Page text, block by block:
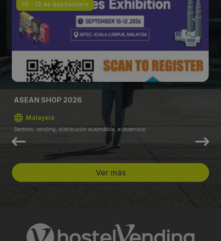
10 - 12 de Septiembre
ASEAN SHOP 2026
Malaysia
Sectores: vending, distribución automática, autoservicio
Ver más